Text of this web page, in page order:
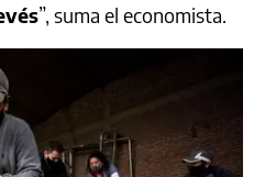
”, suma el economista.